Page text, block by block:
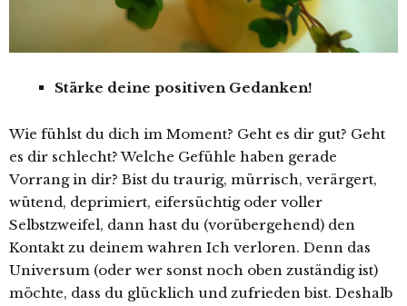
Stärke deine positiven Gedanken!
Wie fühlst du dich im Moment? Geht es dir gut? Geht
es dir schlecht? Welche Gefühle haben gerade
Vorrang in dir? Bist du traurig, mürrisch, verärgert,
wütend, deprimiert, eifersüchtig oder voller
Selbstzweifel, dann hast du (vorübergehend) den
Kontakt zu deinem wahren Ich verloren. Denn das
Universum (oder wer sonst noch oben zuständig ist)
möchte, dass du glücklich und zufrieden bist. Deshalb